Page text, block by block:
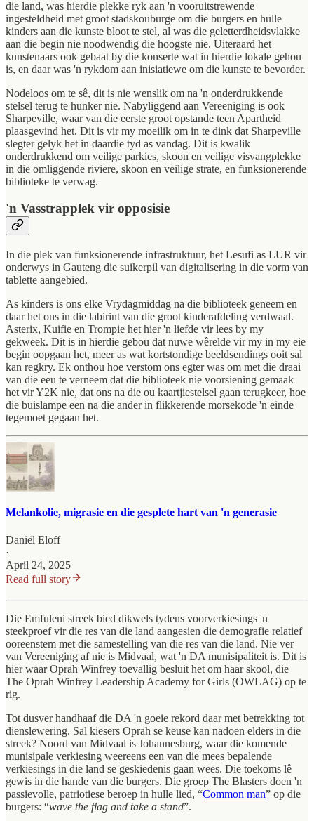
die land, was hierdie plekke ryk aan 'n vooruitstrewende
ingesteldheid met groot stadskouburge om die burgers en hulle
kinders aan die kunste bloot te stel, al was die geletterdheidsvlakke
aan die begin nie noodwendig die hoogste nie. Uiteraard het
kunstenaars ook gebaat by die konserte wat in hierdie lokale gehou
is, en daar was 'n rykdom aan inisiatiewe om die kunste te bevorder.
Nodeloos om te sê, dit is nie wenslik om na 'n onderdrukkende
stelsel terug te hunker nie. Nabyliggend aan Vereeniging is ook
Sharpeville, waar van die eerste groot opstande teen Apartheid
plaasgevind het. Dit is vir my moeilik om in te dink dat Sharpeville
slegter gelyk het in daardie tyd as vandag. Dit is kwalik
onderdrukkend om veilige parkies, skoon en veilige visvangplekke
in die omliggende riviere, skoon en veilige strate, en funksionerende
biblioteke te verwag.
'n Vasstrapplek vir opposisie
In die plek van funksionerende infrastruktuur, het Lesufi as LUR vir
onderwys in Gauteng die suikerpil van digitalisering in die vorm van
tablette aangebied.
As kinders is ons elke Vrydagmiddag na die biblioteek geneem en
daar het ons in die labirint van die groot kinderafdeling verdwaal.
Asterix, Kuifie en Trompie het hier 'n liefde vir lees by my
gekweek. Dit is in hierdie gebou dat nuwe wêrelde vir my in my eie
begin oopgaan het, meer as wat kortstondige beeldsendings ooit sal
kan regkry. Ek onthou hoe verstom ons egter was om met die draai
van die eeu te verneem dat die biblioteek nie voorsiening gemaak
het vir Y2K nie, dat ons na die ou kaartjiestelsel gaan terugkeer, hoe
die buislampe een na die ander in flikkerende morsekode 'n einde
tegemoet gegaan het.
Melankolie, migrasie en die gesplete hart van 'n generasie
Daniël Eloff
·
April 24, 2025
Read full story
Die Emfuleni streek bied dikwels tydens voorverkiesings 'n
steekproef vir die res van die land aangesien die demografie relatief
ooreenstem met die samestelling van die res van die land. Nie ver
van Vereeniging af nie is Midvaal, wat 'n DA munisipaliteit is. Dit is
hier waar Oprah Winfrey toevallig besluit het om haar skool, die
The Oprah Winfrey Leadership Academy for Girls (OWLAG) op te
rig.
Tot dusver handhaaf die DA 'n goeie rekord daar met betrekking tot
dienslewering. Sal kiesers Oprah se keuse kan nadoen elders in die
streek? Noord van Midvaal is Johannesburg, waar die komende
munisipale verkiesing weereens een van die mees bepalende
verkiesings in die land se geskiedenis gaan wees. Die toekoms lê
gewis in die hande van die burgers. Die groep The Blasters doen 'n
passievolle, patriotiese beroep in hulle lied, “Common man” op die
burgers: “wave the flag and take a stand”.